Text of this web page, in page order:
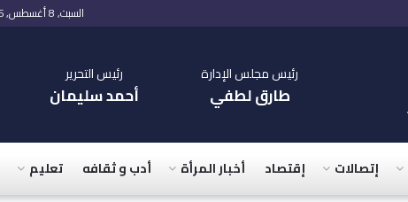
السبت, 8 أغسطس, 2026
رئيس مجلس الإدارة
طارق لطفي
رئيس التحرير
أحمد سليمان
إتصالات إقتصاد أخبار المرأة أدب و ثقافه تعليم